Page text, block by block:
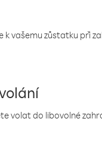
k vašemu zůstatku při
volat do libovolné